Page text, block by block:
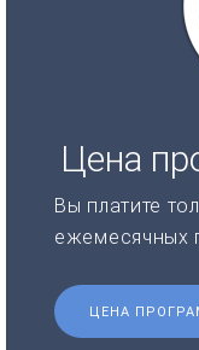
Цена
Вы платите
ежемесячных
ЦЕНА